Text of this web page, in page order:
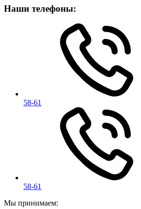
Наши телефоны:
58-61
58-61
Мы принимаем: